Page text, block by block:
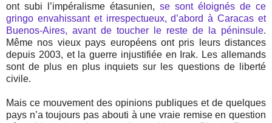
ont subi l’impéralisme étasunien, se sont éloignés de ce
gringo envahissant et irrespectueux, d’abord à Caracas et
Buenos-Aires, avant de toucher le reste de la péninsule.
Même nos vieux pays européens ont pris leurs distances
depuis 2003, et la guerre injustifiée en Irak. Les allemands
sont de plus en plus inquiets sur les questions de liberté
civile.
Mais ce mouvement des opinions publiques et de quelques
pays n’a toujours pas abouti à une vraie remise en question